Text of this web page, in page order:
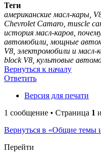
Теги
американские масл-кары,
Chevrolet Camaro, muscle
история масл-каров,
автомобили, мощные
V8, электромобили и масл-
block V8, культовые
Вернуться к началу
Ответить
Версия для печати
1 сообщение • Страница 1
Вернуться в «Общие темы
Перейти